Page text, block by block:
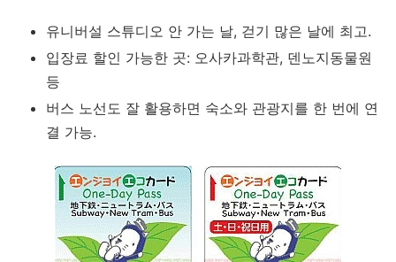
유니버설 스튜디오 안 가는 날, 걷기 많은 날에 최고.
입장료 할인 가능한 곳: 오사카과학관, 덴노지동물원
등
버스 노선도 잘 활용하면 숙소와 관광지를 한 번에 연
결 가능.